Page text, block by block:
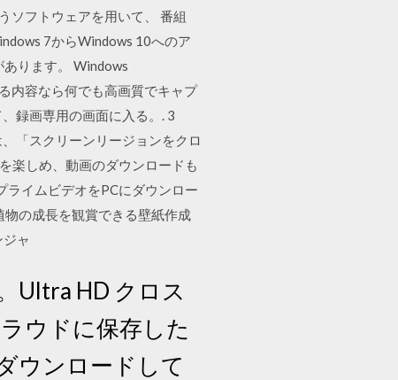
ソフトウェアを用いて、 番組
7からWindows 10へのア
ります。 Windows
内容なら何でも高画質でキャプ
録画専用の画面に入る。. 3
「スクリーンリージョンをクロ
楽しめ、動画のダウンロードも
ライムビデオをPCにダウンロー
物の成長を観賞できる壁紙作成
ャ
Ultra HD クロス
ウドに保存した
ウンロードして